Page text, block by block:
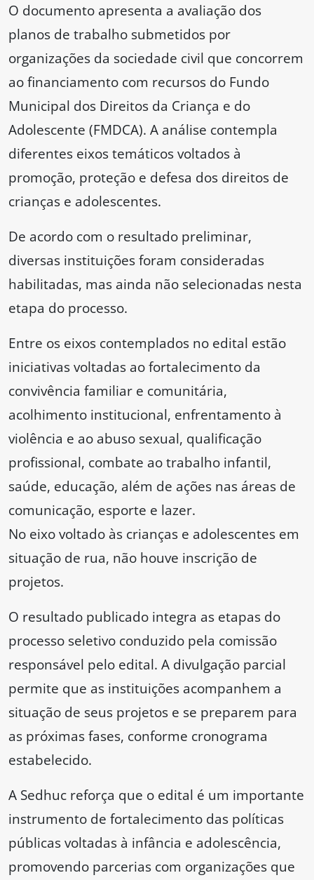
O documento apresenta a avaliação dos
planos de trabalho submetidos por
organizações da sociedade civil que concorrem
ao financiamento com recursos do Fundo
Municipal dos Direitos da Criança e do
Adolescente (FMDCA). A análise contempla
diferentes eixos temáticos voltados à
promoção, proteção e defesa dos direitos de
crianças e adolescentes.
De acordo com o resultado preliminar,
diversas instituições foram consideradas
habilitadas, mas ainda não selecionadas nesta
etapa do processo.
Entre os eixos contemplados no edital estão
iniciativas voltadas ao fortalecimento da
convivência familiar e comunitária,
acolhimento institucional, enfrentamento à
violência e ao abuso sexual, qualificação
profissional, combate ao trabalho infantil,
saúde, educação, além de ações nas áreas de
comunicação, esporte e lazer.
No eixo voltado às crianças e adolescentes em
situação de rua, não houve inscrição de
projetos.
O resultado publicado integra as etapas do
processo seletivo conduzido pela comissão
responsável pelo edital. A divulgação parcial
permite que as instituições acompanhem a
situação de seus projetos e se preparem para
as próximas fases, conforme cronograma
estabelecido.
A Sedhuc reforça que o edital é um importante
instrumento de fortalecimento das políticas
públicas voltadas à infância e adolescência,
promovendo parcerias com organizações que